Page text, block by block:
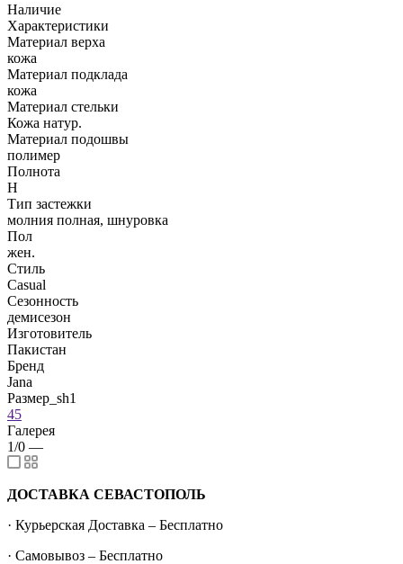
Наличие
Характеристики
Материал верха
кожа
Материал подклада
кожа
Материал стельки
Кожа натур.
Материал подошвы
полимер
Полнота
H
Тип застежки
молния полная, шнуровка
Пол
жен.
Стиль
Casual
Сезонность
демисезон
Изготовитель
Пакистан
Бренд
Jana
Размер_sh1
45
Галерея
1/0 —
ДОСТАВКА СЕВАСТОПОЛЬ
· Курьерская Доставка – Бесплатно
· Самовывоз – Бесплатно